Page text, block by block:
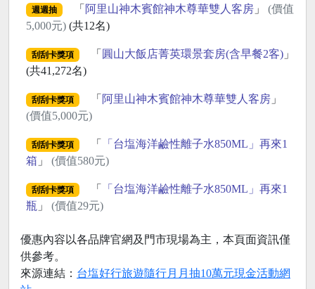
週週抽 「 阿里山神木賓館神木尊華雙人客房」 (價值
5,000元) (共12名)
刮刮卡獎項 「 圓山大飯店菁英環景套房(含早餐2客)」
(共41,272名)
刮刮卡獎項 「 阿里山神木賓館神木尊華雙人客房」
(價值5,000元)
刮刮卡獎項 「
「台塩海洋鹼性離子水850ML」再來1
箱 」 (價值580元)
刮刮卡獎項 「
「台塩海洋鹼性離子水850ML」再來1
瓶 」 (價值29元)
優惠內容以各品牌官網及門市現場為主，本頁面資訊僅
供參考。
來源連結： 台塩好行旅遊隨行月月抽10萬元現金活動網